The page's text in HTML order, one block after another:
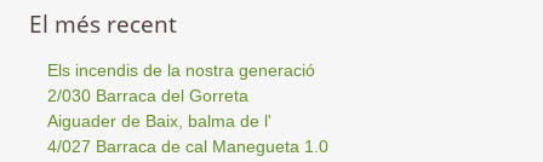
El més recent
Els incendis de la nostra generació
2/030 Barraca del Gorreta
Aiguader de Baix, balma de l'
4/027 Barraca de cal Manegueta 1.0